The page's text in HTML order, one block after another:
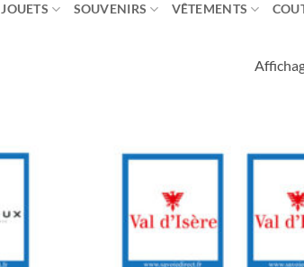
JOUETS SOUVENIRS VÊTEMENTS